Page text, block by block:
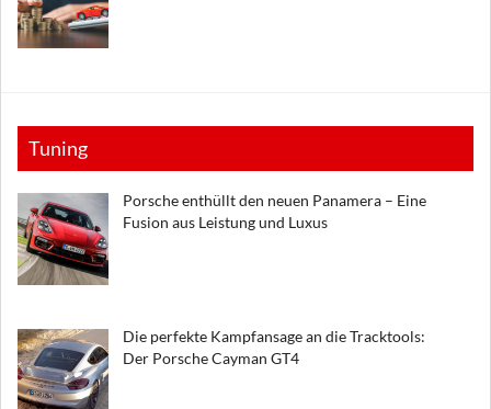
Tuning
Porsche enthüllt den neuen Panamera – Eine
Fusion aus Leistung und Luxus
Die perfekte Kampfansage an die Tracktools:
Der Porsche Cayman GT4